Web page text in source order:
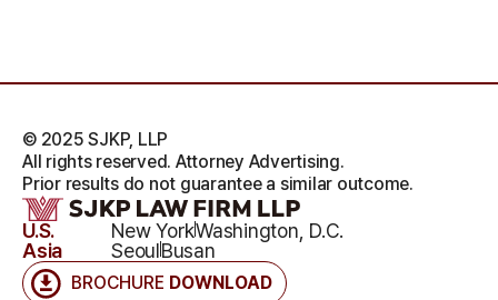
BROCHURE DOWNLOAD
U.S. New YorkWashington, D.C.
Asia
SeoulBusan
© 2025 SJKP, LLP
All rights reserved. Attorney Advertising.
Prior results do not guarantee a similar outcome.